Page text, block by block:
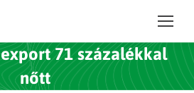
71 százalékkal
nőtt